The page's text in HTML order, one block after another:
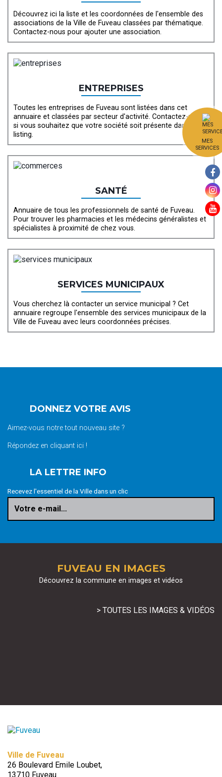
MES
SERVICES
Découvrez ici la liste et les coordonnées de l'ensemble des
associations de la Ville de Fuveau classées par thématique.
Contactez-nous pour ajouter une association.
ENTREPRISES
Toutes les entreprises de Fuveau sont listées dans cet
annuaire et classées par secteur d'activité. Contactez-nous
si vous souhaitez que votre société soit présente dans ce
listing.
SANTÉ
Annuaire de tous les professionnels de santé de Fuveau.
Pour trouver les pharmacies et les médecins généralistes et
spécialistes à proximité de chez vous.
SERVICES MUNICIPAUX
Vous cherchez là contacter un service municipal ? Cet
annuaire regroupe l'ensemble des services municipaux de la
Ville de Fuveau avec leurs coordonnées précises.
DONNEZ VOTRE AVIS
Aimez-vous notre tout nouveau site ?
Répondez en cliquant ici !
LA LETTRE INFO
Recevez l'essentiel de la Ville dans un clic
Votre e-mail...
FUVEAU EN IMAGES
Découvrez la commune en images et vidéos
> TOUTES LES IMAGES & VIDÉOS
Ville de Fuveau
26 Boulevard Emile Loubet,
13710 Fuveau